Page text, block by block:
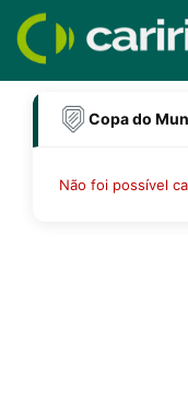
para
conteúdo
Copa do
Não foi possível